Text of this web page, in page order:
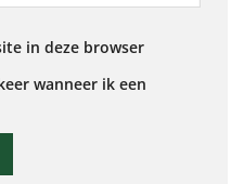
in deze browser
wanneer ik een